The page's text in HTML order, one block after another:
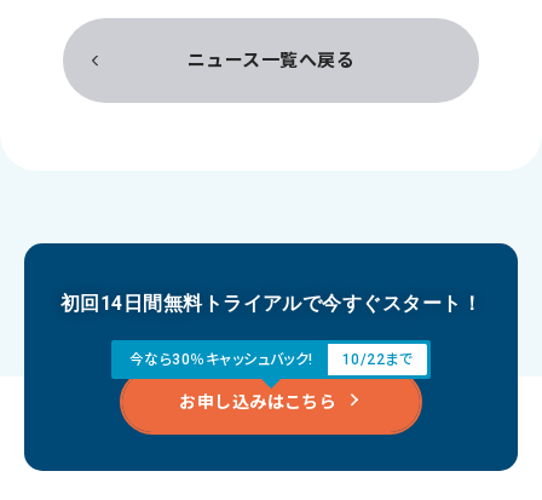
ニュース一覧へ戻る
初回14日間無料トライアルで今すぐスタート！
今なら30％キャッシュバック! 10/22まで
お申し込みはこちら